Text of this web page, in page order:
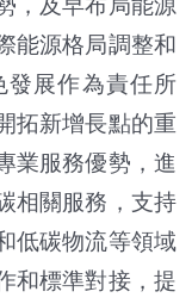
，及早布局能源
能源格局調整和
發展作為責任所
拓新增長點的重
業服務優勢，進
相關服務，支持
低碳物流等領域
和標準對接，提